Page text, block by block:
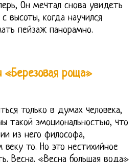
Он мечтал снова увидеть
высоты, когда научился
пейзаж панорамно.
«Березовая роща»
только в думах человека,
такой эмоциональностью, что
из него философа,
то. Но это нестихийное
Весна. «Весна большая вода»